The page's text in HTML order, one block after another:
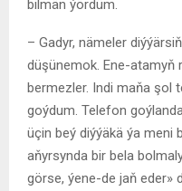
bilmän ýördüm.
– Gadyr, nämeler
düşünemok. Ene-atamyň
bermezler. Indi maňa şol
goýdum. Telefon
üçin beý diýýäkä ýa meni
aňyrsynda bir bela
görse, ýene-de jaň eder»